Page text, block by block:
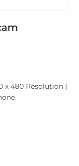
x 480 Resolution |